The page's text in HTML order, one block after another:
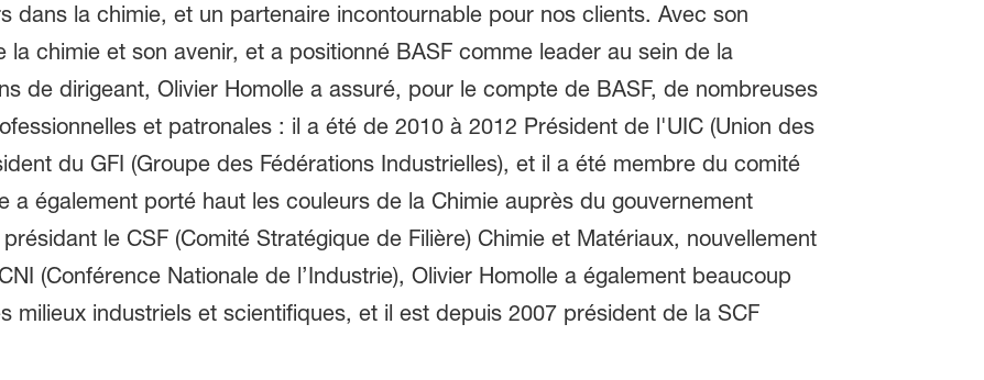
dans la chimie, et un partenaire incontournable pour nos clients. Avec son
la chimie et son avenir, et a positionné BASF comme leader au sein de la
de dirigeant, Olivier Homolle a assuré, pour le compte de BASF, de nombreuses
et patronales : il a été de 2010 à 2012 Président de l'UIC (Union des
du GFI (Groupe des Fédérations Industrielles), et il a été membre du comité
a également porté haut les couleurs de la Chimie auprès du gouvernement
le CSF (Comité Stratégique de Filière) Chimie et Matériaux, nouvellement
(Conférence Nationale de l’Industrie), Olivier Homolle a également beaucoup
milieux industriels et scientifiques, et il est depuis 2007 président de la SCF